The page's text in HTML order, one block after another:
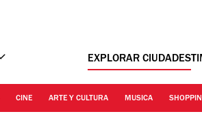
EXPLORAR CIUDADES
CINE ARTE Y CULTURA MUSICA